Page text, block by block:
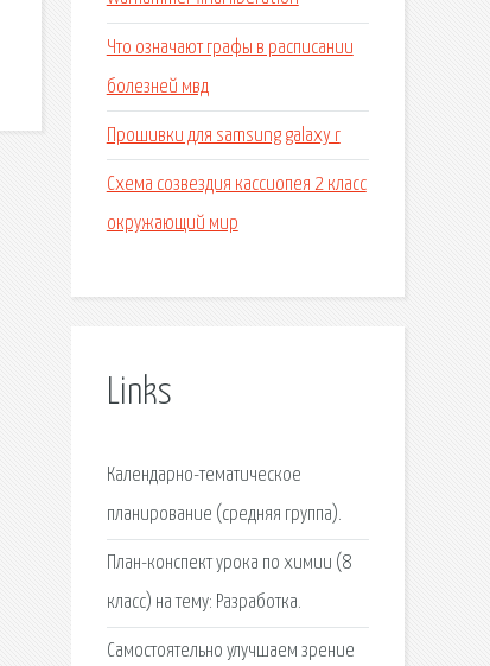
Что означают графы в расписании
болезней мвд
Прошивки для samsung galaxy r
Схема созвездия кассиопея 2 класс
окружающий мир
Links
Календарно-тематическое
планирование (средняя группа).
План-конспект урока по химии (8
класс) на тему: Разработка.
Самостоятельно улучшаем зрение